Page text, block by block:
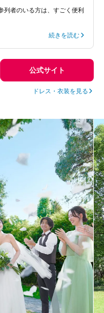
列者のいる方は、すごく便利
続きを読む
公式サイト
ドレス・衣装を見る